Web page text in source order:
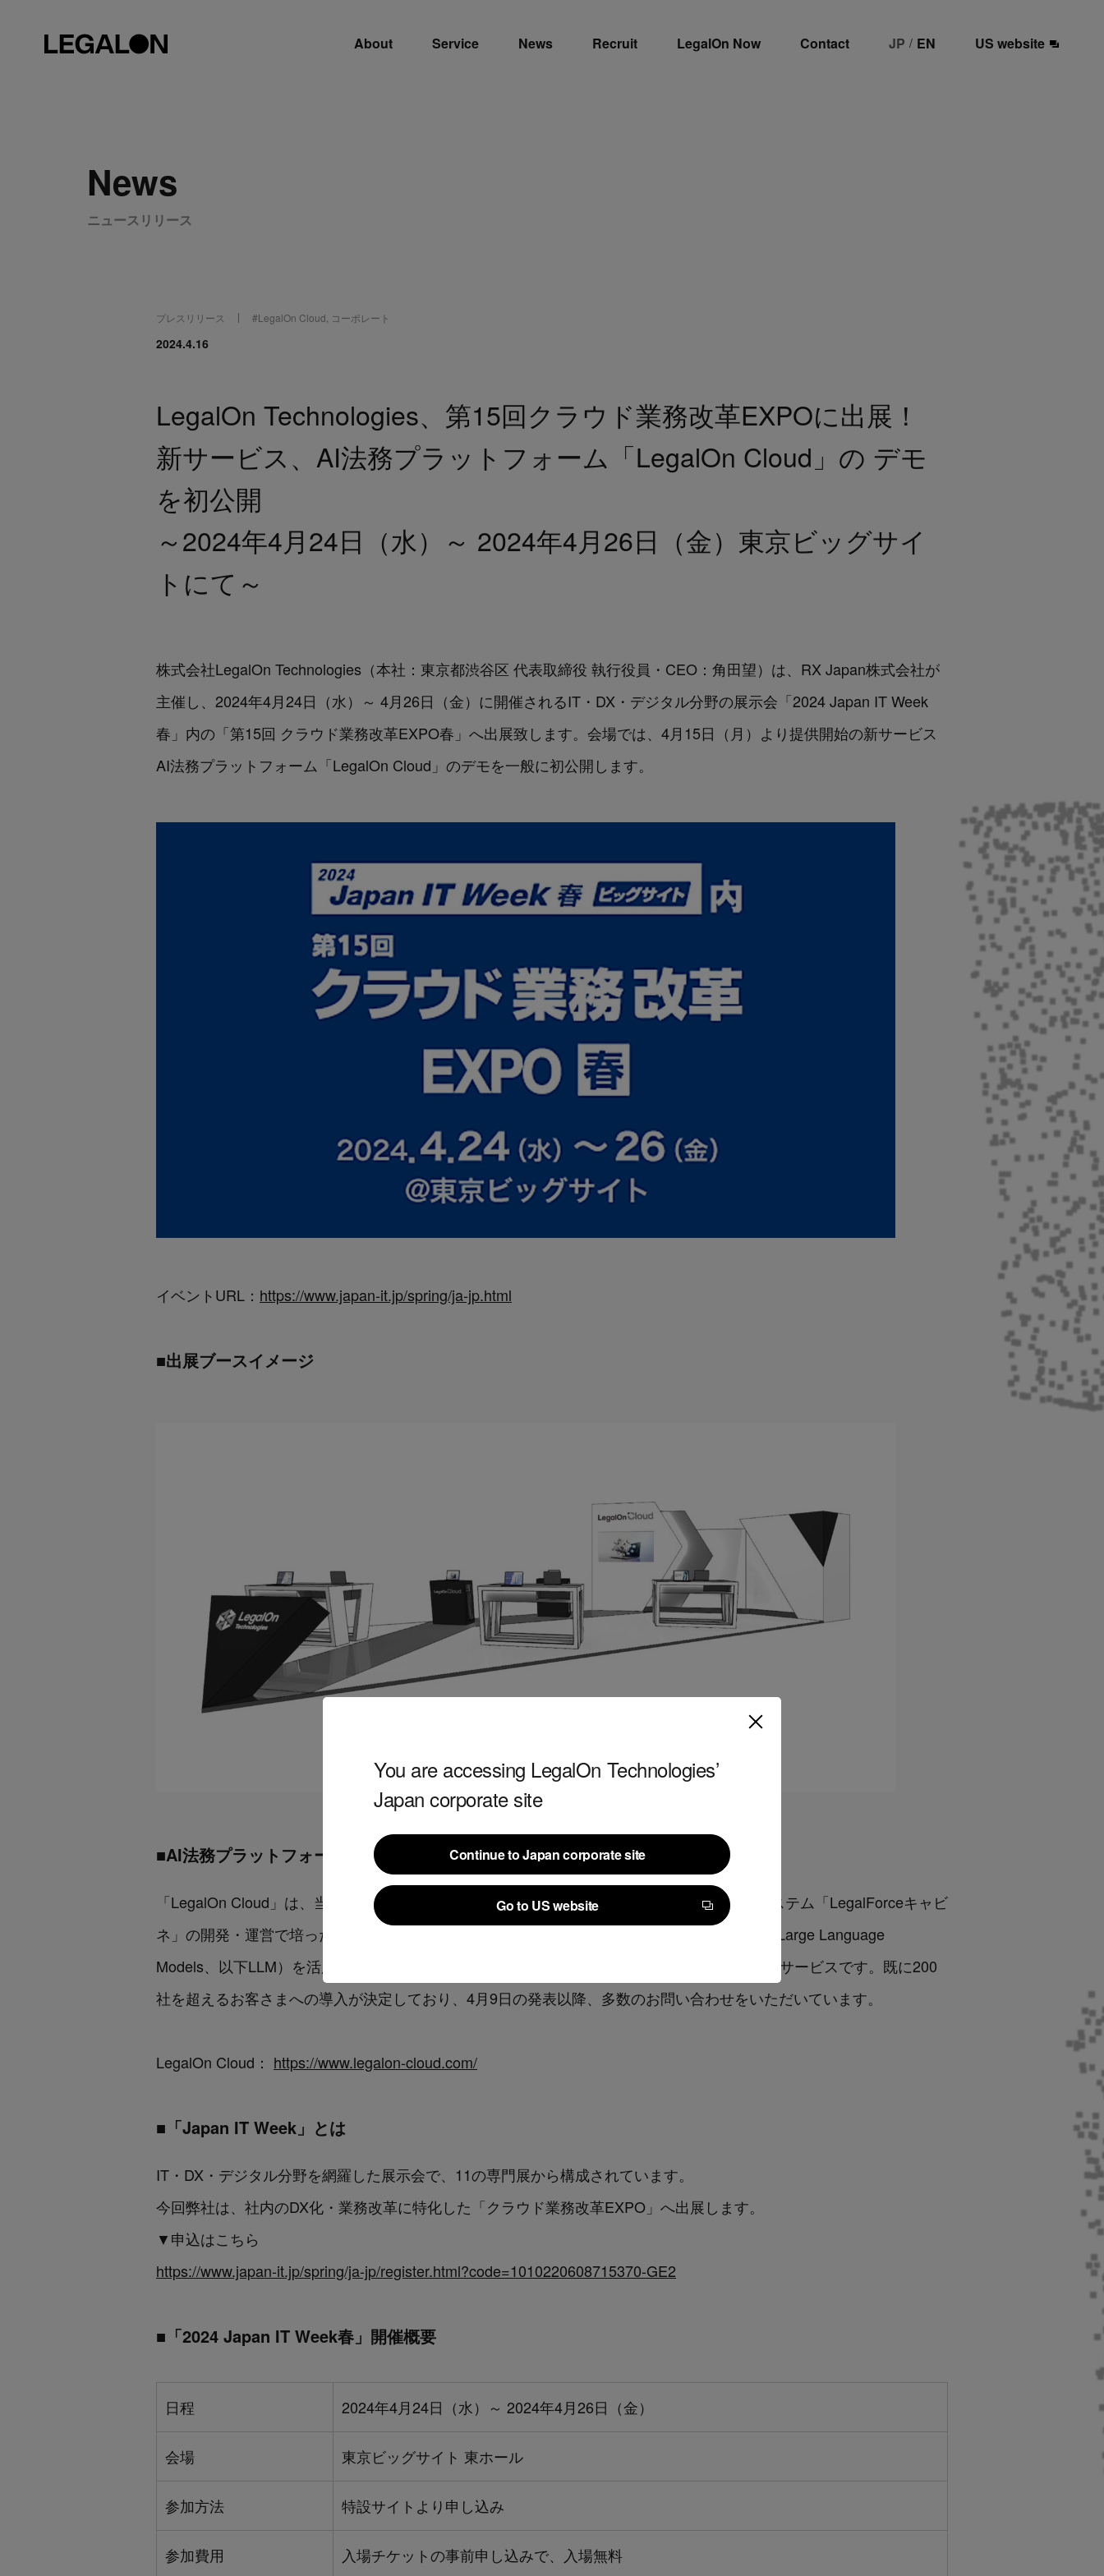
About Service News Recruit LegalOn Now Contact JP / EN US website
You are accessing LegalOn Technologies’
Japan corporate site
Continue to Japan corporate site
Continue to Japan corporate site
Go to US website
Go to US website
News
ニュースリリース
プレスリリース #LegalOn Cloud コーポレート
2024.4.16
LegalOn Technologies、第15回クラウド業務改革EXPOに出展！
新サービス、AI法務プラットフォーム「LegalOn Cloud」の デモ
を初公開
～2024年4月24日（水）～ 2024年4月26日（金）東京ビッグサイ
トにて～
株式会社LegalOn Technologies（本社：東京都渋谷区 代表取締役 執行役員・CEO：角田望）は、RX Japan株式会社が
主催し、2024年4月24日（水）～ 4月26日（金）に開催されるIT・DX・デジタル分野の展示会「2024 Japan IT Week
春」内の「第15回 クラウド業務改革EXPO春」へ出展致します。会場では、4月15日（月）より提供開始の新サービス
AI法務プラットフォーム「LegalOn Cloud」のデモを一般に初公開します。
イベントURL： https://www.japan-it.jp/spring/ja-jp.html
■出展ブースイメージ
■AI法務プラットフォーム「LegalOn Cloud」について
「LegalOn Cloud」は、当社が提供するAIレビューサービス「LegalForce」と、AI契約管理システム「LegalForceキャビ
ネ」の開発・運営で培った、自然言語処理技術と機械学習技術に加えて、大規模言語モデル（Large Language
Models、以下LLM）を活用した、契約業務にとどまらない法務業務全体を包括的に支援する新サービスです。既に200
社を超えるお客さまへの導入が決定しており、4月9日の発表以降、多数のお問い合わせをいただいています。
LegalOn Cloud： https://www.legalon-cloud.com/
■「Japan IT Week」とは
IT・DX・デジタル分野を網羅した展示会で、11の専門展から構成されています。
今回弊社は、社内のDX化・業務改革に特化した「クラウド業務改革EXPO」へ出展します。
▼申込はこちら
https://www.japan-it.jp/spring/ja-jp/register.html?code=1010220608715370-GE2
■「2024 Japan IT Week春」開催概要
日程 2024年4月24日（水）～ 2024年4月26日（金）
会場 東京ビッグサイト 東ホール
参加方法 特設サイトより申し込み
参加費用 入場チケットの事前申し込みで、入場無料